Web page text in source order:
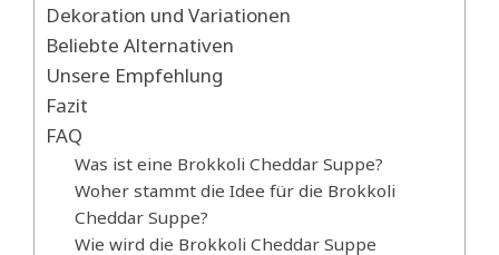
Dekoration und Variationen
Beliebte Alternativen
Unsere Empfehlung
Fazit
FAQ
Was ist eine Brokkoli Cheddar Suppe?
Woher stammt die Idee für die Brokkoli
Cheddar Suppe?
Wie wird die Brokkoli Cheddar Suppe